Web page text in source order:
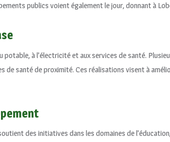
publics voient également le jour, donnant à
potable, à l’électricité et aux services de santé.
de santé de proximité. Ces réalisations visent à
des initiatives dans les domaines de